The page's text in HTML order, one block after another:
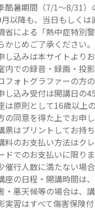
酷暑期間（7/1～8/31）
以降も、当日もしくは
省による「熱中症特別
かじめご了承ください。
し込みは本サイトより
内での録音・録画・投
フォトグラファーの方
し込み受付は開講日の
は原則として16歳以上
の同意を得た上でお申
票はプリントしてお持
料のお支払い方法はク
ドでのお支払いに限りま
催行人数に満たない場
座の日程・開講時間は
・悪天候等の場合は、
実習はすべて傷害保険付